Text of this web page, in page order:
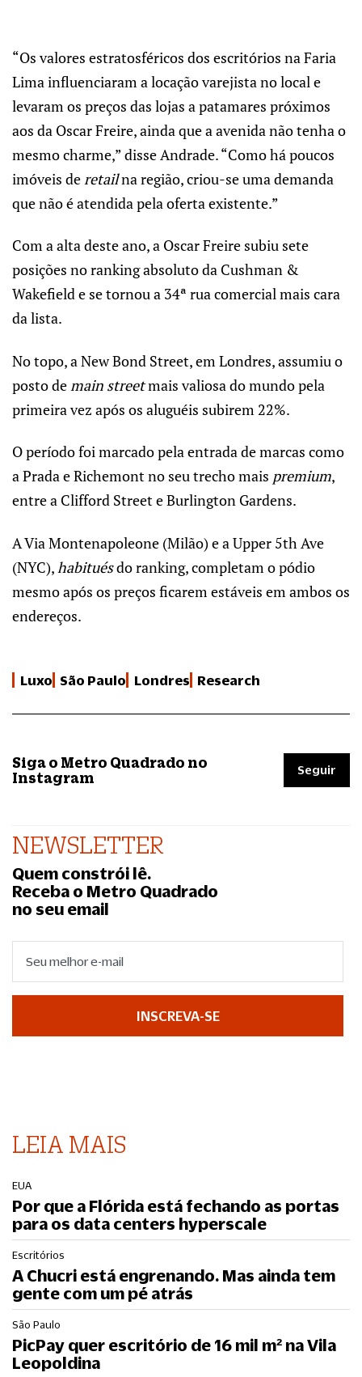
“Os valores estratosféricos dos escritórios na Faria
Lima influenciaram a locação varejista no local e
levaram os preços das lojas a patamares próximos
aos da Oscar Freire, ainda que a avenida não tenha o
mesmo charme,” disse Andrade. “Como há poucos
imóveis deretailna região, criou-se uma demanda
que não é atendida pela oferta existente.”
Com a alta deste ano, a Oscar Freire subiu sete
posições no ranking absoluto da Cushman &
Wakefield e se tornou a 34ª rua comercial mais cara
da lista.
No topo, a New Bond Street, em Londres, assumiu o
posto demain streetmais valiosa do mundo pela
primeira vez após os aluguéis subirem 22%.
O período foi marcado pela entrada de marcas como
a Prada e Richemont no seu trecho mais premium,
entre a Clifford Street e Burlington Gardens.
A Via Montenapoleone (Milão) e a Upper 5th Ave
(NYC),habituésdo ranking, completam o pódio
mesmo após os preços ficarem estáveis em ambos os
endereços.
Luxo São Paulo Londres Research
Siga o Metro Quadrado no
Instagram
Seguir
NEWSLETTER
Quem constrói lê.
Receba o Metro Quadrado
no seu email
INSCREVA-SE
LEIA MAIS
EUA
Por que a Flórida está fechando as portas
para os data centers hyperscale
Escritórios
A Chucri está engrenando. Mas ainda tem
gente com um pé atrás
São Paulo
PicPay quer escritório de 16 mil m² na Vila
Leopoldina